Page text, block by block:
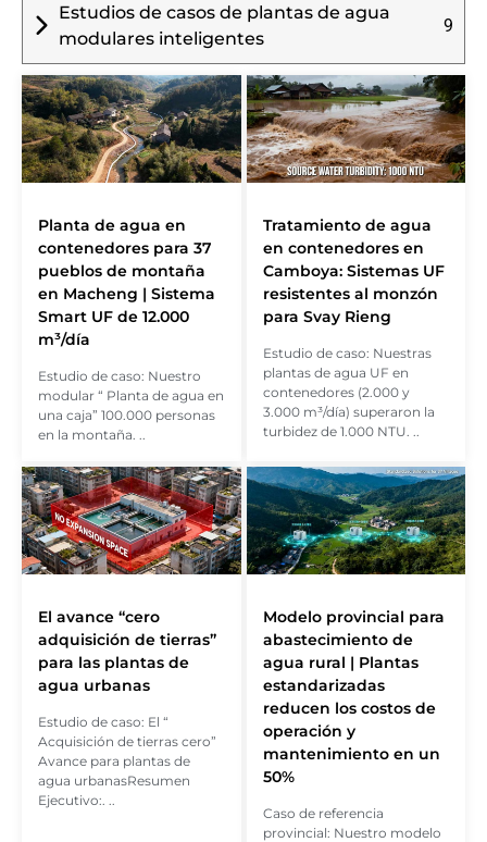
Estudios de casos de plantas de agua
modulares inteligentes
9
Planta de agua en
contenedores para 37
pueblos de montaña
en Macheng | Sistema
Smart UF de 12.000
m³/día
Estudio de caso: Nuestro
modular “ Planta de agua en
una caja” 100.000 personas
en la montaña. ..
Tratamiento de agua
en contenedores en
Camboya: Sistemas UF
resistentes al monzón
para Svay Rieng
Estudio de caso: Nuestras
plantas de agua UF en
contenedores (2.000 y
3.000 m³/día) superaron la
turbidez de 1.000 NTU. ..
El avance “cero
adquisición de tierras”
para las plantas de
agua urbanas
Estudio de caso: El “
Acquisición de tierras cero”
Avance para plantas de
agua urbanasResumen
Ejecutivo:. ..
Modelo provincial para
abastecimiento de
agua rural | Plantas
estandarizadas
reducen los costos de
operación y
mantenimiento en un
50%
Caso de referencia
provincial: Nuestro modelo